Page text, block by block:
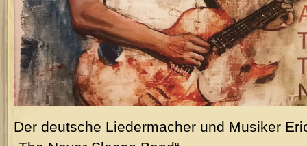
Der deutsche Liedermacher und Musiker